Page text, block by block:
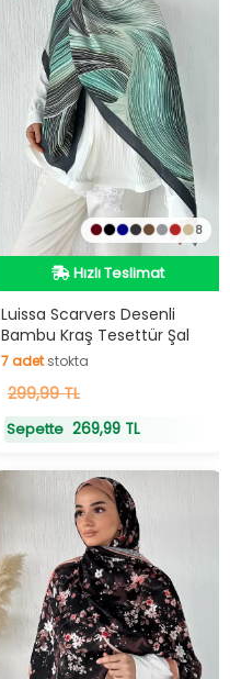
8
Hızlı Teslimat
Hızlı Teslimat
Luissa Scarvers Desenli
Bambu Kraş Tesettür Şal
7adetstokta
7adetstokta
299,99 TL
Sepette 269,99 TL